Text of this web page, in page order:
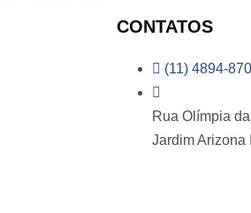
CONTATOS
(11) 4894-
Rua Olímpia
Jardim Arizona